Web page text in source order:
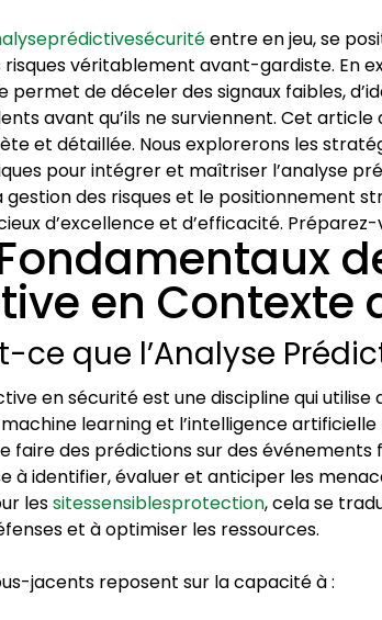
entre en jeu, se
risques véritablement avant-gardiste. En
permet de déceler des signaux faibles,
avant qu’ils ne surviennent. Cet
et détaillée. Nous explorerons les
pour intégrer et maîtriser l’analyse
des risques et le positionnement
d’excellence et d’efficacité.
en Contexte
ce que l’Analyse
en sécurité est une discipline qui
learning et l’intelligence
faire des prédictions sur des événements
à identifier, évaluer et anticiper les
lessitessensiblesprotection, cela se
et à optimiser les ressources.
jacents reposent sur la capacité à :